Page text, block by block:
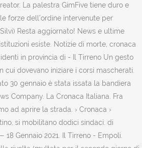
La palestra GimFive tiene duro e
forze dell’ordine intervenute per
Resta aggiornato! News e ultime
esiste. Notizie di morte, cronaca
in provincia di - Il Tirreno Un gesto
cui dovevano iniziare i corsi mascherati.
30 gennaio è stata issata la bandiera
Company. La Cronaca Italiana. Fra
ad aprire la strada. › Cronaca ›
si mobilitano dodici sindaci. di
18 Gennaio 2021. Il Tirreno - Empoli.